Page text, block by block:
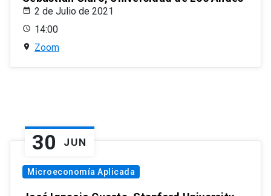
2 de Julio de 2021
14:00
Zoom
30 JUN
Microeconomía Aplicada